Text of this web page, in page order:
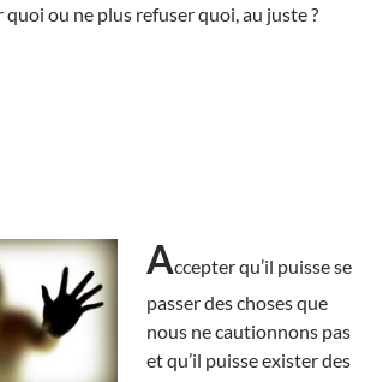
quoi ou ne plus refuser quoi, au juste ?
Accepter qu’il puisse se
passer des choses que
nous ne cautionnons pas
et qu’il puisse exister des